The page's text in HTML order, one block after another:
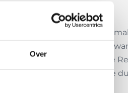
Over
waardoor deze
blijft je lunch tot wel 6 uur
water en roestvrijstaal. De
beker of soepbeker. Deze